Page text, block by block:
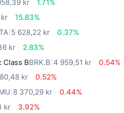
kr
1.71%
15.83%
5 628,22 kr
0.37%
kr
2.83%
Class BBRK.B 4 959,51 kr
0.54%
kr
0.52%
8 370,29 kr
0.44%
kr
3.92%